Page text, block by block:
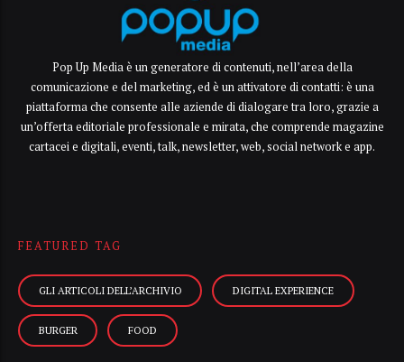
Pop Up Media è un generatore di contenuti, nell’area della
comunicazione e del marketing, ed è un attivatore di contatti: è una
piattaforma che consente alle aziende di dialogare tra loro, grazie a
un’offerta editoriale professionale e mirata, che comprende magazine
cartacei e digitali, eventi, talk, newsletter, web, social network e app.
FEATURED TAG
GLI ARTICOLI DELL’ARCHIVIO DIGITAL EXPERIENCE
BURGER FOOD